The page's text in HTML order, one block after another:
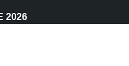
2026